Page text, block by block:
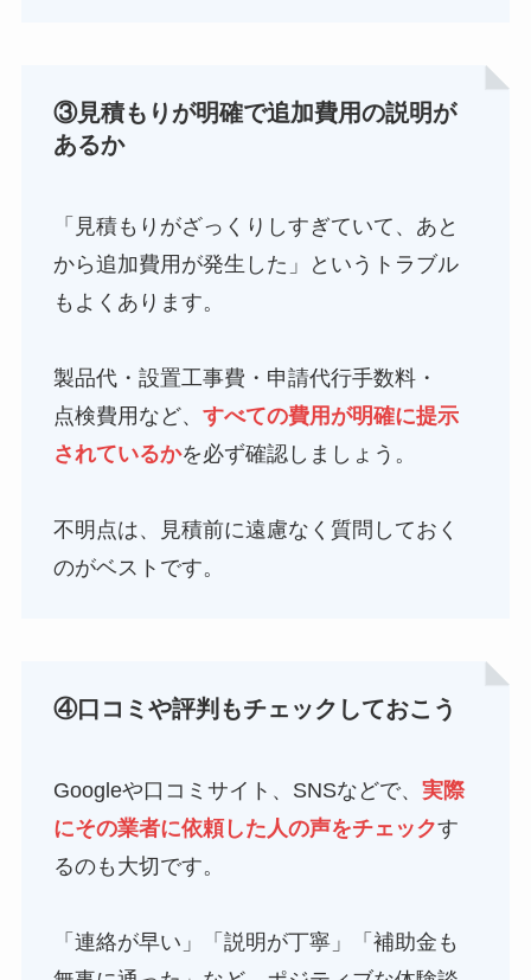
③見積もりが明確で追加費用の説明が
あるか
「見積もりがざっくりしすぎていて、あと
から追加費用が発生した」というトラブル
もよくあります。
製品代・設置工事費・申請代行手数料・
点検費用など、 すべての費用が明確に提示
されているかを必ず確認しましょう。
不明点は、見積前に遠慮なく質問しておく
のがベストです。
④口コミや評判もチェックしておこう
Googleや口コミサイト、SNSなどで、 実際
にその業者に依頼した人の声をチェックす
るのも大切です。
「連絡が早い」「説明が丁寧」「補助金も